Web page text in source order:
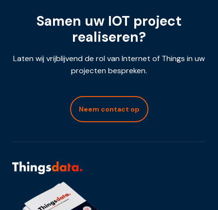
Samen uw IOT project
realiseren?
Laten wij vrijblijvend de rol van Internet of Things in uw
projecten bespreken.
Neem contact op